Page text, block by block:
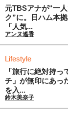
元TBSアナが“一
ク”に。日ハム本
「人気...
アンヌ遙香
Lifestyle
「旅行に絶対持っ
チ」が無印にあっ
を入...
鈴木美奈子